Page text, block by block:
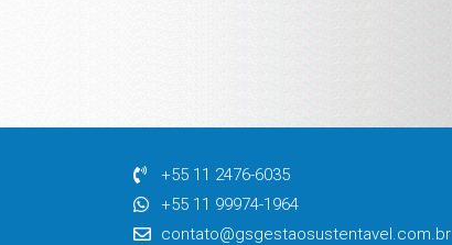
+55 11 2476-6035
+55 11 99974-1964
contato@gsgestaosustentavel.com.br